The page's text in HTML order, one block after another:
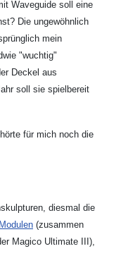
Waveguide soll eine
Die ungewöhnlich
mein
"wuchtig"
Deckel aus
soll sie spielbereit
für mich noch die
diesmal die
(zusammen
Magico Ultimate III),